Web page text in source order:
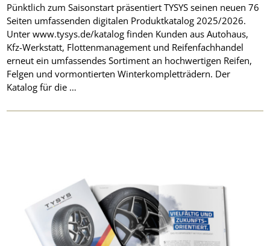
Pünktlich zum Saisonstart präsentiert TYSYS seinen neuen 76
Seiten umfassenden digitalen Produktkatalog 2025/2026.
Unter www.tysys.de/katalog finden Kunden aus Autohaus,
Kfz-Werkstatt, Flottenmanagement und Reifenfachhandel
erneut ein umfassendes Sortiment an hochwertigen Reifen,
Felgen und vormontierten Winterkompletträdern. Der
Katalog für die …